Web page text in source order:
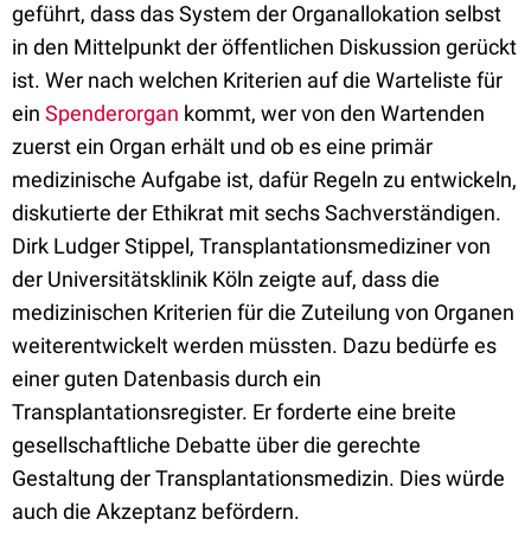
geführt, dass das System der Organallokation selbst
in den Mittelpunkt der öffentlichen Diskussion gerückt
ist. Wer nach welchen Kriterien auf die Warteliste für
ein Spenderorgan kommt, wer von den Wartenden
zuerst ein Organ erhält und ob es eine primär
medizinische Aufgabe ist, dafür Regeln zu entwickeln,
diskutierte der Ethikrat mit sechs Sachverständigen.
Dirk Ludger Stippel, Transplantationsmediziner von
der Universitätsklinik Köln zeigte auf, dass die
medizinischen Kriterien für die Zuteilung von Organen
weiterentwickelt werden müssten. Dazu bedürfe es
einer guten Datenbasis durch ein
Transplantationsregister. Er forderte eine breite
gesellschaftliche Debatte über die gerechte
Gestaltung der Transplantationsmedizin. Dies würde
auch die Akzeptanz befördern.